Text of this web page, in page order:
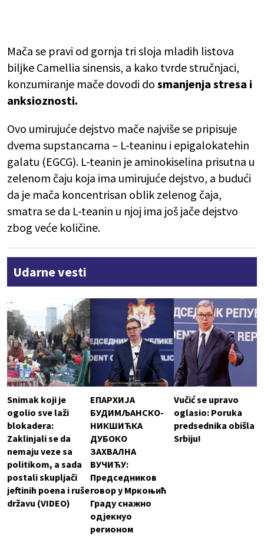
Mača se pravi od gornja tri sloja mladih listova
biljke Camellia sinensis, a kako tvrde stručnjaci,
konzumiranje mače dovodi do smanjenja stresa i
anksioznosti.
Ovo umirujuće dejstvo mače najviše se pripisuje
dvema supstancama – L-teaninu i epigalokatehin
galatu (EGCG). L-teanin je aminokiselina prisutna u
zelenom čaju koja ima umirujuće dejstvo, a budući
da je mača koncentrisan oblik zelenog čaja,
smatra se da L-teanin u njoj ima još jače dejstvo
zbog veće količine.
Udarne vesti
Snimak koji je
ogolio sve laži
blokadera:
Zaklinjali se da
nemaju veze sa
politikom, a sada
postali skupljači
jeftinih poena i ruše
državu (VIDEO)
ЕПАРХИЈА
БУДИМЉАНСКО-
НИКШИЋКА
ДУБОКО
ЗАХВАЛНА
ВУЧИЋУ:
Председников
говор у Мркоњић
Граду снажно
одјекнуо
регионом
Vučić se upravo
oglasio: Poruka
predsednika obišla
Srbiju!